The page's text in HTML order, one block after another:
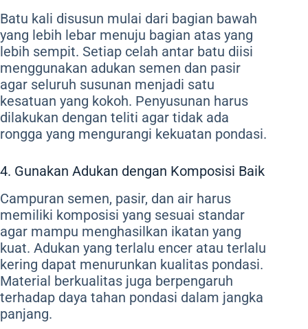
Batu kali disusun mulai dari bagian bawah
yang lebih lebar menuju bagian atas yang
lebih sempit. Setiap celah antar batu diisi
menggunakan adukan semen dan pasir
agar seluruh susunan menjadi satu
kesatuan yang kokoh. Penyusunan harus
dilakukan dengan teliti agar tidak ada
rongga yang mengurangi kekuatan pondasi.
4. Gunakan Adukan dengan Komposisi Baik
Campuran semen, pasir, dan air harus
memiliki komposisi yang sesuai standar
agar mampu menghasilkan ikatan yang
kuat. Adukan yang terlalu encer atau terlalu
kering dapat menurunkan kualitas pondasi.
Material berkualitas juga berpengaruh
terhadap daya tahan pondasi dalam jangka
panjang.